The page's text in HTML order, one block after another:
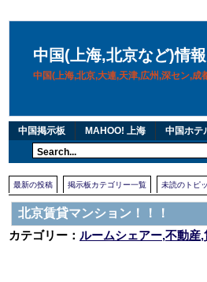
中国(上海,北京など)情
中国(上海,北京,大連,天津,広州,深セン,
中国掲示板 MAHOO! 上海 中国ホテ
最新の投稿 掲示板カテゴリー一覧 未読のトピ
北京賃貸マンション！！！
カテゴリー： ルームシェアー,不動産,